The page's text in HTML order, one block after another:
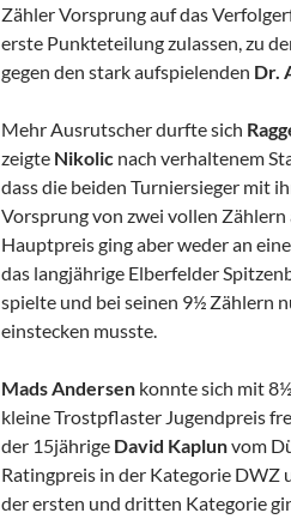
Zähler Vorsprung auf das
erste Punkteteilung zulassen, zu
gegen den stark aufspielenden Dr.
Mehr Ausrutscher durfte sich
zeigte Nikolic nach verhaltenem
dass die beiden Turniersieger mit
Vorsprung von zwei vollen
Hauptpreis ging aber weder an
das langjährige Elberfelder
spielte und bei seinen 9½ Zählern
einstecken musste.
Mads Andersen konnte sich mit
kleine Trostpflaster Jugendpreis
der 15jährige David Kaplunvom
Ratingpreis in der Kategorie DWZ
der ersten und dritten Kategorie